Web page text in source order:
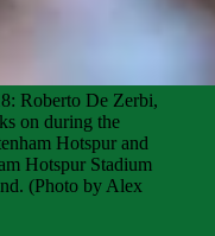
Roberto De Zerbi,
on during the
Hotspur and
Hotspur Stadium
(Photo by Alex